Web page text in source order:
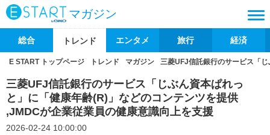
マガジン
総合 トレンド エンタメ 旅行 経済
E START トップページ トレンド マガジン 三菱UFJ信託銀行のサービス「
三菱UFJ信託銀行のサービス「じぶん資本ぱれっ
と」に「健康年齢(R)」などのコンテンツを提供
,JMDCが企業従業員の健康意識向上を支援
2026-02-24 10:00:00